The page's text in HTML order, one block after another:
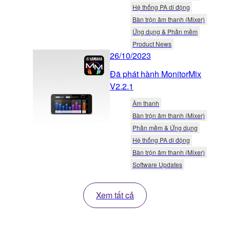
Hệ thống PA di động
Bàn trộn âm thanh (Mixer)
Ứng dụng & Phần mềm
Product News
26/10/2023
Đã phát hành MonitorMix
V2.2.1
Âm thanh
Bàn trộn âm thanh (Mixer)
Phần mềm & Ứng dụng
Hệ thống PA di động
Bàn trộn âm thanh (Mixer)
Software Updates
Xem tất cả